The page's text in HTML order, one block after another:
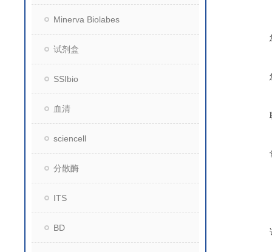
Minerva Biolabes
试剂盒
SSIbio
血清
sciencell
分散酶
ITS
BD